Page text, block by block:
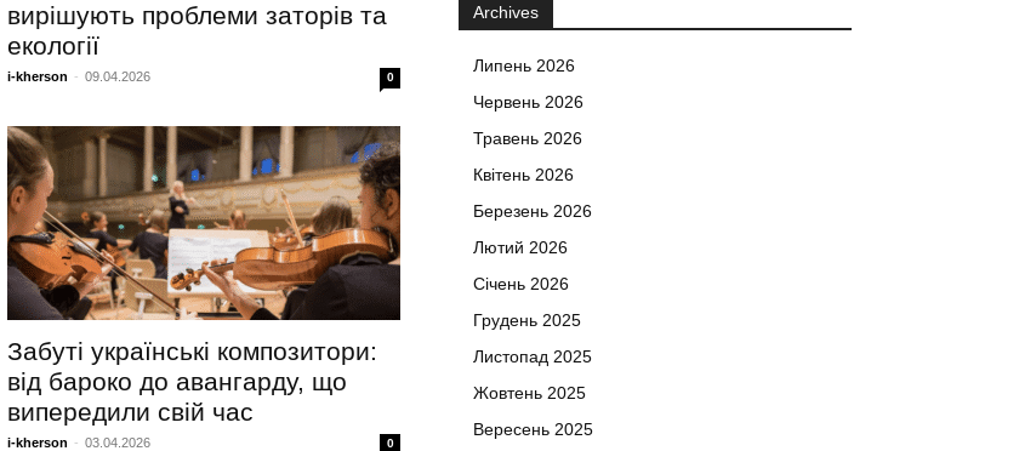
вирішують проблеми заторів та
екології
i-kherson - 09.04.2026 0
Забуті українські композитори:
від бароко до авангарду, що
випередили свій час
i-kherson - 03.04.2026 0
Archives
Липень 2026
Червень 2026
Травень 2026
Квітень 2026
Березень 2026
Лютий 2026
Січень 2026
Грудень 2025
Листопад 2025
Жовтень 2025
Вересень 2025